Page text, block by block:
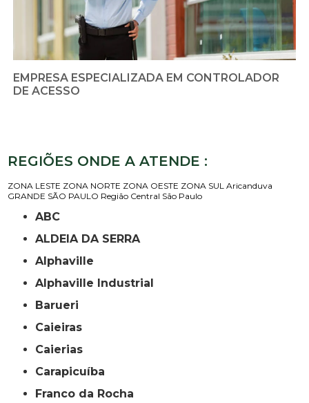
EMPRESA ESPECIALIZADA EM CONTROLADOR
DE ACESSO
REGIÕES ONDE A ATENDE :
ZONA LESTE ZONA NORTE ZONA OESTE ZONA SUL Aricanduva
GRANDE SÃO PAULO Região Central São Paulo
ABC
ALDEIA DA SERRA
Alphaville
Alphaville Industrial
Barueri
Caieiras
Caierias
Carapicuíba
Franco da Rocha